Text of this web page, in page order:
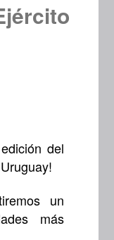
del
un
más